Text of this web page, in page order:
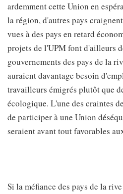
ardemment cette Union en
la région, d'autres pays
vues à des pays en retard
projets de l'UPM font d'ailleurs
gouvernements des pays de la
auraient davantage besoin
travailleurs émigrés plutôt que
écologique. L'une des craintes
de participer à une Union
seraient avant tout favorables
Si la méfiance des pays de la